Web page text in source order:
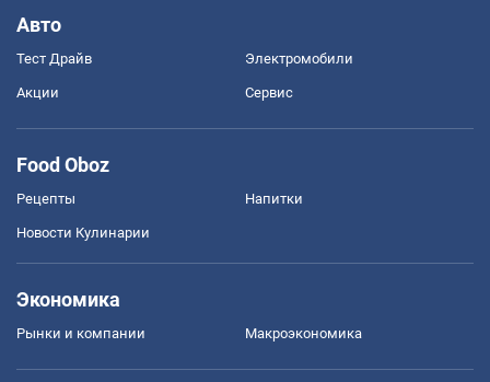
Авто
Тест Драйв Электромобили
Акции Сервис
Food Oboz
Рецепты Напитки
Новости Кулинарии
Экономика
Рынки и компании Mакроэкономика